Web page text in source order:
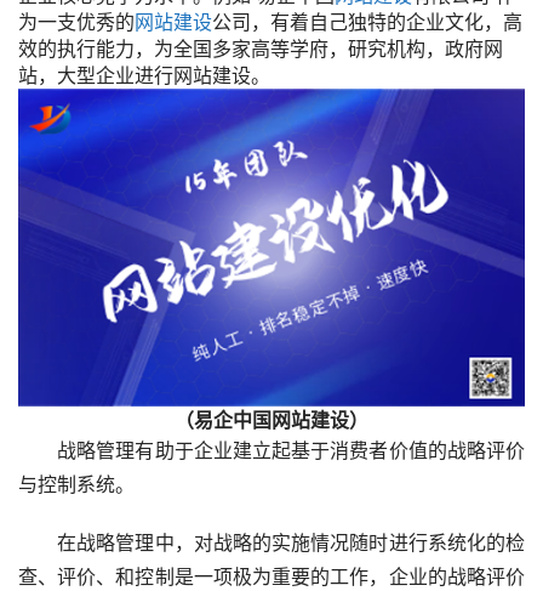
为一支优秀的网站建设公司，有着自己独特的企业文化，高
效的执行能力，为全国多家高等学府，研究机构，政府网
站，大型企业进行网站建设。
（易企中国网站建设）
战略管理有助于企业建立起基于消费者价值的战略评价
与控制系统。
在战略管理中，对战略的实施情况随时进行系统化的检
查、评价、和控制是一项极为重要的工作，企业的战略评价